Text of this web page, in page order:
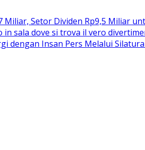
Setor Dividen Rp9,5 Miliar
in sala dove si trova il vero
dengan Insan Pers Melalui